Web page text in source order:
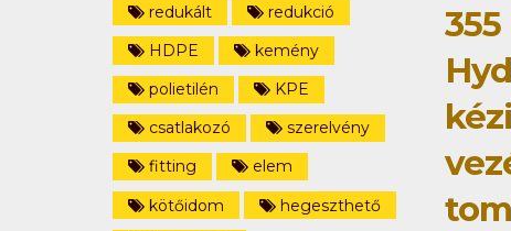
redukált
redukció
HDPE
kemény
polietilén
KPE
csatlakozó
szerelvény
fitting
elem
kötőidom
hegeszthető
kézi